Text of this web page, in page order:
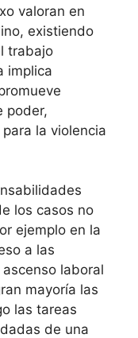
valoran en
existiendo
trabajo
implica
poder,
la violencia
los casos no
ejemplo en la
a las
laboral
mayoría las
las tareas
de una